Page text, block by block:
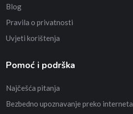
Blog
Pravila o privatnosti
Uvjeti korištenja
Pomoć i podrška
Najčešća pitanja
Bezbedno upoznavanje preko interneta